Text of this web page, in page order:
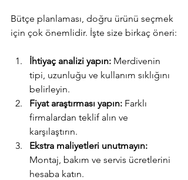
Bütçe planlaması, doğru ürünü seçmek
için çok önemlidir. İşte size birkaç öneri:
İhtiyaç analizi yapın: Merdivenin
tipi, uzunluğu ve kullanım sıklığını
belirleyin.
Fiyat araştırması yapın: Farklı
firmalardan teklif alın ve
karşılaştırın.
Ekstra maliyetleri unutmayın:
Montaj, bakım ve servis ücretlerini
hesaba katın.